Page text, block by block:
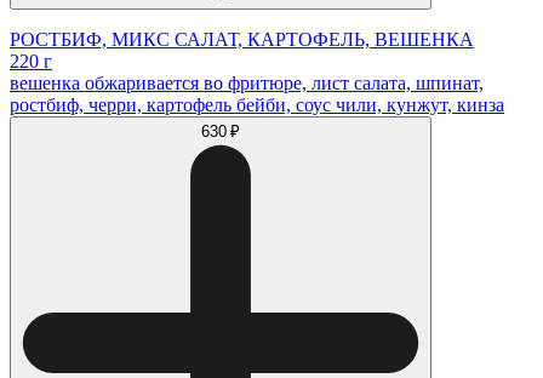
РОСТБИФ, МИКС САЛАТ, КАРТОФЕЛЬ, ВЕШЕНКА
220 г
вешенка обжаривается во фритюре, лист салата, шпинат,
ростбиф, черри, картофель бейби, соус чили, кунжут, кинза
630 ₽